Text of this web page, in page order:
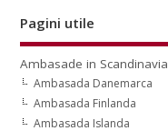
Pagini utile
Ambasade in Scandinavia
Ambasada Danemarca
Ambasada Finlanda
Ambasada Islanda